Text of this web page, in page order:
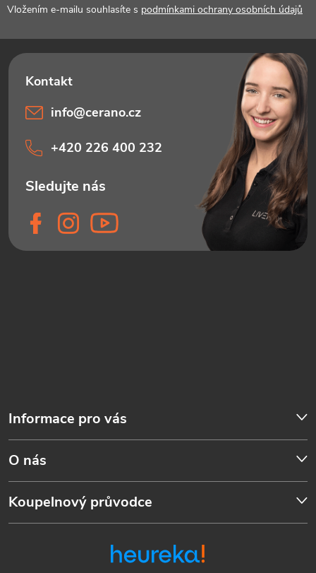
Vložením e-mailu souhlasíte s podmínkami ochrany osobních údajů
Informace pro vás
O nás
Koupelnový průvodce
info@cerano.cz
+420 226 400 232